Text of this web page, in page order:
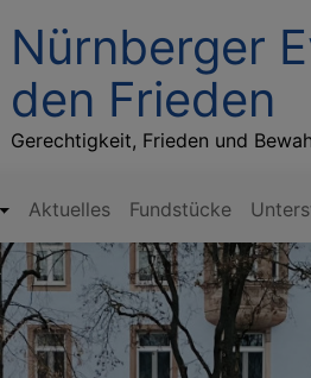
Nürnberger
den Frieden
Gerechtigkeit, Frieden und
Aktuelles Fundstücke